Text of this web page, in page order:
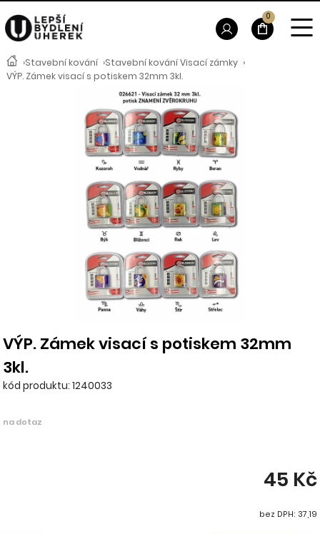
›Stavební kování ›Stavební kování Visací zámky ›
VÝP. Zámek visací s potiskem 32mm 3kl.
VÝP. Zámek visací s potiskem 32mm
3kl.
kód produktu: 1240033
na dotaz
45 Kč
bez DPH: 37,19
0